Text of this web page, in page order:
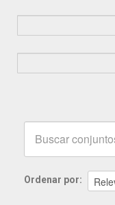
Ordenar por